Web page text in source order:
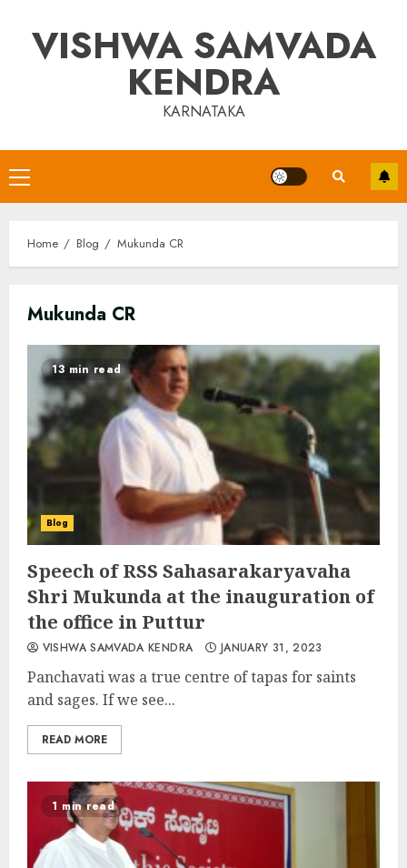
contentVISHWA SAMVADA
KENDRA
KARNATAKA
Primary
Menu
Home Blog Mukunda CR
Mukunda CR
13 min read
Blog
Speech of RSS Sahasarakaryavaha
Shri Mukunda at the inauguration of
the office in Puttur
VISHWA SAMVADA KENDRA JANUARY 31, 2023
Panchavati was a true centre of tapas for saints
and sages. If we see...
READ MORE
1 min read